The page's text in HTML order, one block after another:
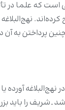
است که علما در
پرداختن به
آورده
ـ شریف را